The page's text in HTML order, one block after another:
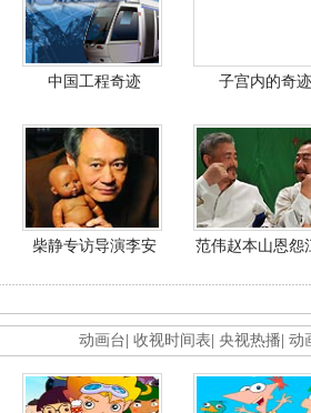
中国工程奇迹 子宫内的奇迹
柴静专访导演李安 范伟赵本山恩怨
动画台 收视时间表 央视热播 动